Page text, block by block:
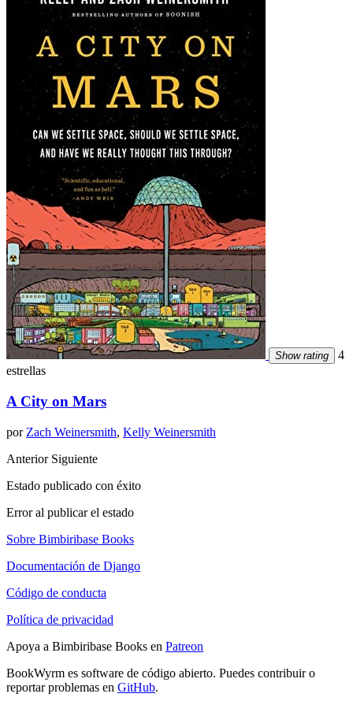
Show rating
4
estrellas
A City on Mars
por Zach Weinersmith, Kelly Weinersmith
Anterior Siguiente
Estado publicado con éxito
Error al publicar el estado
Sobre Bimbiribase Books
Documentación de Django
Código de conducta
Política de privacidad
Apoya a Bimbiribase Books en Patreon
BookWyrm es software de código abierto. Puedes contribuir o
reportar problemas en GitHub.